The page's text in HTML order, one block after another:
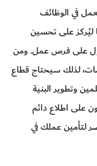
في الوظائف
على تحسين
على فرص عمل. ومن
لذلك سيحتاج قطاع
وتطوير البنية
على اطلاع دائم
لتأمين عملك في